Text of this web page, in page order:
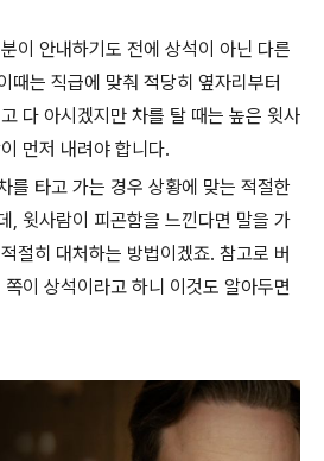
이 안내하기도 전에 상석이 아닌 다른
때는 직급에 맞춰 적당히 옆자리부터
다 아시겠지만 차를 탈 때는 높은 윗사
먼저 내려야 합니다.
를 타고 가는 경우 상황에 맞는 적절한
, 윗사람이 피곤함을 느낀다면 말을 가
절히 대처하는 방법이겠죠. 참고로 버
이 상석이라고 하니 이것도 알아두면